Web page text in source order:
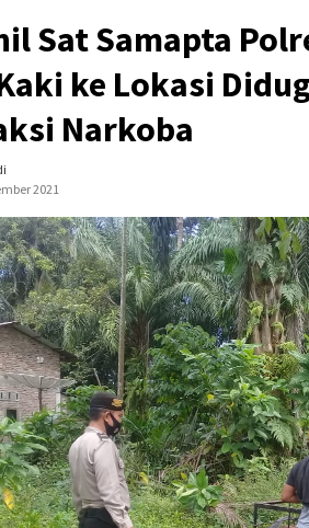
Sat Samapta
ke Lokasi
Narkoba
2021